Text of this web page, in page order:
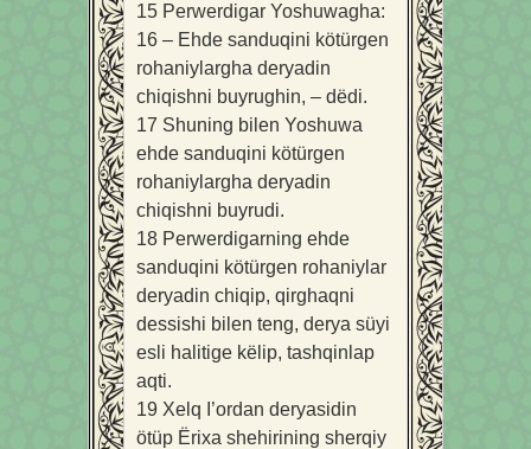
15 Perwerdigar Yoshuwagha:
16 – Ehde sanduqini kötürgen
rohaniylargha deryadin
chiqishni buyrughin, – dëdi.
17 Shuning bilen Yoshuwa
ehde sanduqini kötürgen
rohaniylargha deryadin
chiqishni buyrudi.
18 Perwerdigarning ehde
sanduqini kötürgen rohaniylar
deryadin chiqip, qirghaqni
dessishi bilen teng, derya süyi
esli halitige këlip, tashqinlap
aqti.
19 Xelq I’ordan deryasidin
ötüp Ërixa shehirining sherqiy